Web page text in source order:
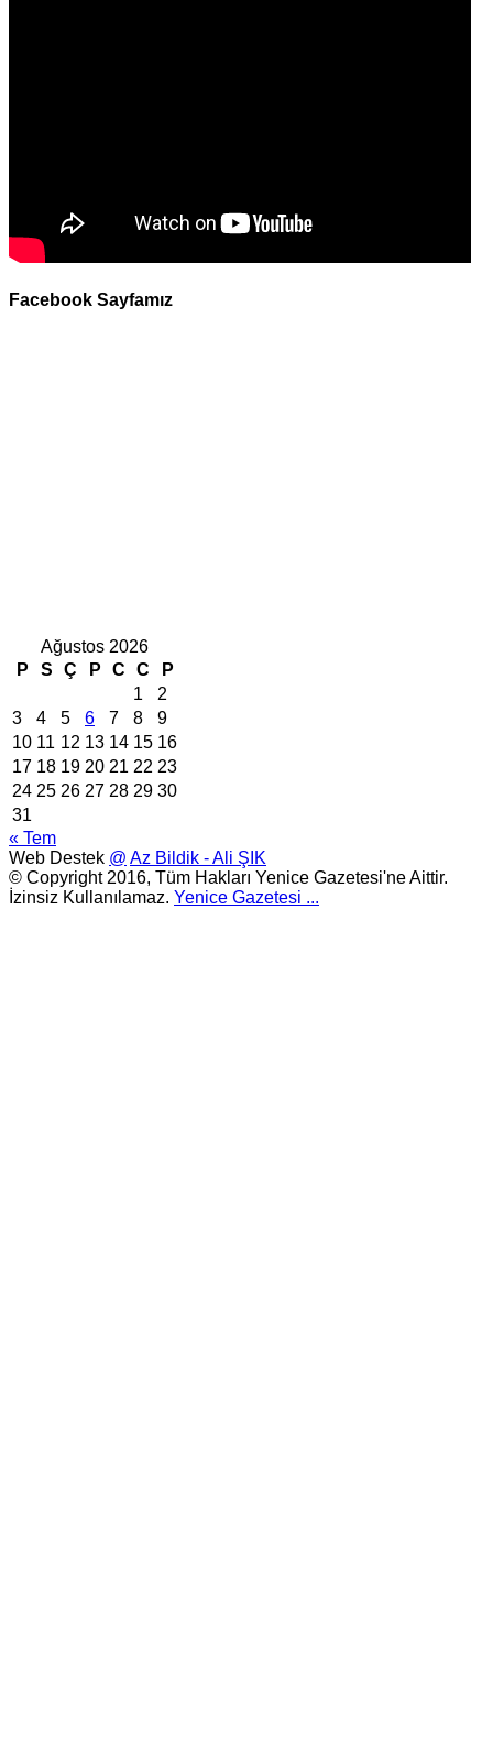
Facebook Sayfamız
Ağustos 2026
P
S Ç P C C
P
1
2
3
4 5 6 7 8
9
10 11 12 13 14 15 16
17 18 19 20 21 22 23
24 25 26 27 28 29 30
31
« Tem
Web Destek @ Az Bildik - Ali ŞIK
© Copyright 2016, Tüm Hakları Yenice Gazetesi'ne Aittir.
İzinsiz Kullanılamaz. Yenice Gazetesi ...